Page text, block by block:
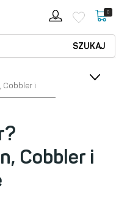
0
SZUKAJ
Cobbler i
Cobbler i